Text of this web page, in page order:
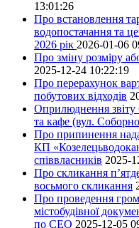
13:01:26
Про встановлення
водопостачання та
2026 рік 2026-01-06
Про зміну розміру
2025-12-24 10:22:19
Про перерахунок
побутових відходів
Оприлюднення звіту
та кафе (вул.
Про припинення
КП
співвласників 2025-
Про скликання
восьмого скликання
Про проведення
містобудівної
по СЕО 2025-12-05